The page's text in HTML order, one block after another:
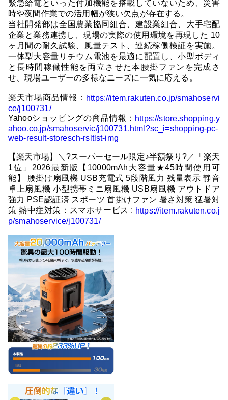
緊急給電といった付加機能を搭載していないため、災害
時や夜間作業での活用幅が狭い欠点が存在する。
当社開発部は全国農業協同組合、建設業組合、大手宅配
企業と業務連携し、現場の実際の使用環境を再現した 10
ヶ月間の耐久試験、風量テスト、連続稼働検証を実施。
一体型大容量リチウム電池を最適に配置し、小型ボディ
と長時間稼働性能を両立させた本腰掛ファンを完成さ
せ、現場ユーザーの多様なニーズに一気に応える。
楽天市場商品情報： https://item.rakuten.co.jp/smahoservi
ce/j100731/
Yahooショッピングの商品情報： https://store.shopping.y
ahoo.co.jp/smahoservic/j100731.html?sc_i=shopping-pc-
web-result-storesch-rsltlst-img
【楽天市場】＼?スーパーセール限定♪半額祭り?／「楽天
1位」2026最新版【10000mAh大容量★45時間使用可
能】 腰掛け扇風機 USB充電式 5段階風力 残量表示 静音
卓上扇風機 小型携帯ミニ扇風機 USB扇風機 アウトドア
強力 PSE認証済 スポーツ 首掛けファン 暑さ対策 猛暑対
策 熱中症対策：スマホサービス : https://item.rakuten.co.j
p/smahoservice/j100731/